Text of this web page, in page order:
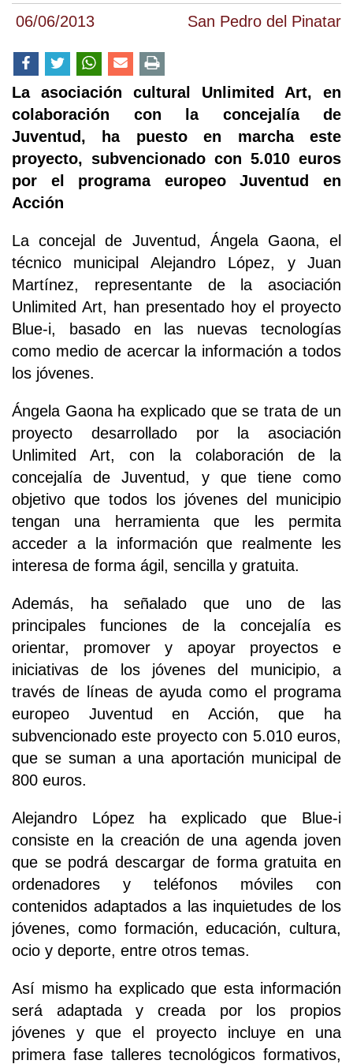
06/06/2013 San Pedro del Pinatar
La asociación cultural Unlimited Art, en
colaboración con la concejalía de
Juventud, ha puesto en marcha este
proyecto, subvencionado con 5.010 euros
por el programa europeo Juventud en
Acción
La concejal de Juventud, Ángela Gaona, el
técnico municipal Alejandro López, y Juan
Martínez, representante de la asociación
Unlimited Art, han presentado hoy el proyecto
Blue-i, basado en las nuevas tecnologías
como medio de acercar la información a todos
los jóvenes.
Ángela Gaona ha explicado que se trata de un
proyecto desarrollado por la asociación
Unlimited Art, con la colaboración de la
concejalía de Juventud, y que tiene como
objetivo que todos los jóvenes del municipio
tengan una herramienta que les permita
acceder a la información que realmente les
interesa de forma ágil, sencilla y gratuita.
Además, ha señalado que uno de las
principales funciones de la concejalía es
orientar, promover y apoyar proyectos e
iniciativas de los jóvenes del municipio, a
través de líneas de ayuda como el programa
europeo Juventud en Acción, que ha
subvencionado este proyecto con 5.010 euros,
que se suman a una aportación municipal de
800 euros.
Alejandro López ha explicado que Blue-i
consiste en la creación de una agenda joven
que se podrá descargar de forma gratuita en
ordenadores y teléfonos móviles con
contenidos adaptados a las inquietudes de los
jóvenes, como formación, educación, cultura,
ocio y deporte, entre otros temas.
Así mismo ha explicado que esta información
será adaptada y creada por los propios
jóvenes y que el proyecto incluye en una
primera fase talleres tecnológicos formativos,